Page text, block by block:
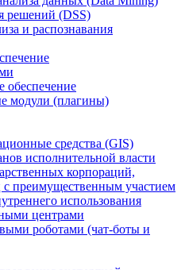
решений (DSS)
и распознавания
обеспечение
модули (плагины)
средства (GIS)
исполнительной власти
корпораций,
преимущественным участием
использования
центрами
роботами (чат-боты и